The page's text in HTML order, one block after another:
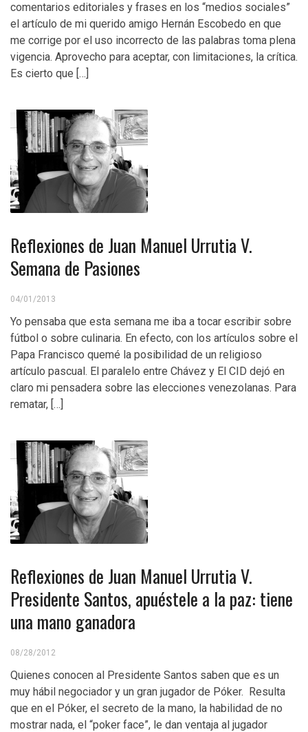
comentarios editoriales y frases en los “medios sociales”
el artículo de mi querido amigo Hernán Escobedo en que
me corrige por el uso incorrecto de las palabras toma plena
vigencia. Aprovecho para aceptar, con limitaciones, la crítica.
Es cierto que […]
Reflexiones de Juan Manuel Urrutia V.
Semana de Pasiones
04/01/2013
Yo pensaba que esta semana me iba a tocar escribir sobre
fútbol o sobre culinaria. En efecto, con los artículos sobre el
Papa Francisco quemé la posibilidad de un religioso
artículo pascual. El paralelo entre Chávez y El CID dejó en
claro mi pensadera sobre las elecciones venezolanas. Para
rematar, […]
Reflexiones de Juan Manuel Urrutia V.
Presidente Santos, apuéstele a la paz: tiene
una mano ganadora
08/28/2012
Quienes conocen al Presidente Santos saben que es un
muy hábil negociador y un gran jugador de Póker. Resulta
que en el Póker, el secreto de la mano, la habilidad de no
mostrar nada, el “poker face”, le dan ventaja al jugador